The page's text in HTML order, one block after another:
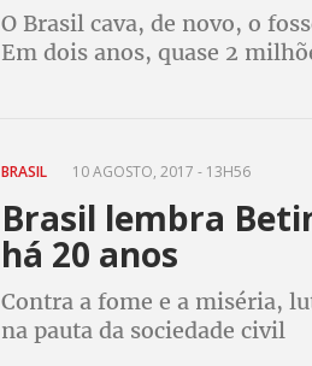
O Brasil cava, de novo, o
Em dois anos, quase 2
BRASIL 10 AGOSTO, 2017 - 13H56
Brasil lembra
há 20 anos
Contra a fome e a miséria,
na pauta da sociedade civil